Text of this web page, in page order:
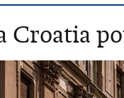
Croatia